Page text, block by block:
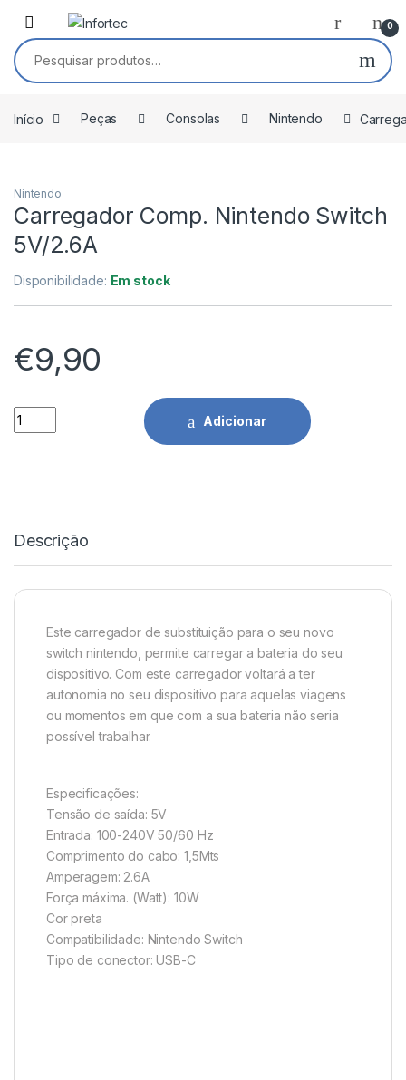
Saltar para navegação
Pular para o conteúdo
0
Pesquisar por:
Início Peças Consolas Nintendo
Nintendo
Carregador Comp. Nintendo Switch
5V/2.6A
Disponibilidade: Em stock
€9,90
Carregador Comp. Nintendo Switch 5V/2.6A quantidade
Adicionar
Descrição
Este carregador de substituição para o seu novo
switch nintendo, permite carregar a bateria do seu
dispositivo. Com este carregador voltará a ter
autonomia no seu dispositivo para aquelas viagens
ou momentos em que com a sua bateria não seria
possível trabalhar.
Especificações:
Tensão de saída: 5V
Entrada: 100-240V 50/60 Hz
Comprimento do cabo: 1,5Mts
Amperagem: 2.6A
Força máxima. (Watt): 10W
Cor preta
Compatibilidade: Nintendo Switch
Tipo de conector: USB-C